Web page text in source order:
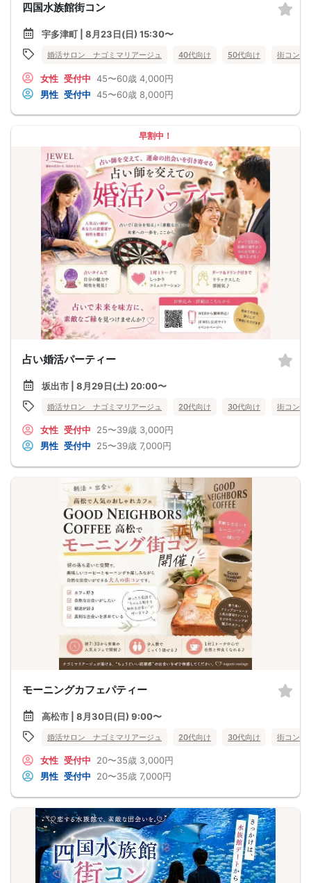
四国水族館街コン
宇多津町 | 8月23日(日) 15:30〜
婚活サロン ナゴミマリアージュ 40代向け 50代向け 街コン
女性 受付中 45〜60歳 4,000円
男性 受付中 45〜60歳 8,000円
早割中！
占い婚活パーティー
坂出市 | 8月29日(土) 20:00〜
婚活サロン ナゴミマリアージュ 20代向け 30代向け 街コン
女性 受付中 25〜39歳 3,000円
男性 受付中 25〜39歳 7,000円
モーニングカフェパティー
高松市 | 8月30日(日) 9:00〜
婚活サロン ナゴミマリアージュ 20代向け 30代向け 街コン
女性 受付中 20〜35歳 3,000円
男性 受付中 20〜35歳 7,000円